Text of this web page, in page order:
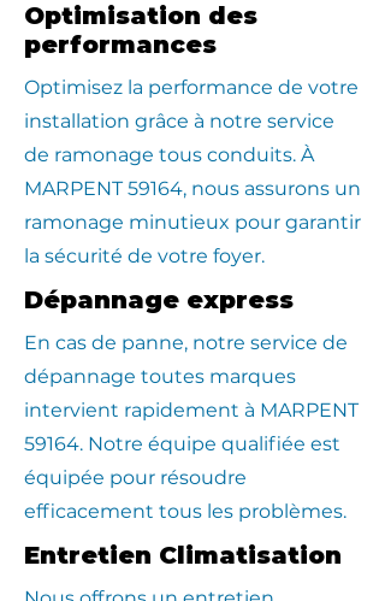
Optimisation des
performances
Optimisez la performance de votre
installation grâce à notre service
de ramonage tous conduits. À
MARPENT 59164, nous assurons un
ramonage minutieux pour garantir
la sécurité de votre foyer.
Dépannage express
En cas de panne, notre service de
dépannage toutes marques
intervient rapidement à MARPENT
59164. Notre équipe qualifiée est
équipée pour résoudre
efficacement tous les problèmes.
Entretien Climatisation